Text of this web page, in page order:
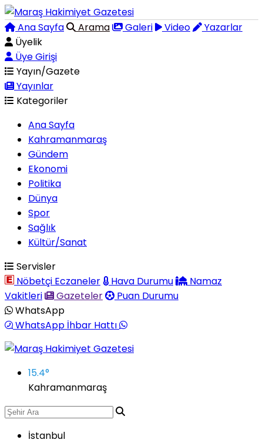
Ana Sayfa Arama Galeri Video
Yazarlar
Üyelik
Üye Girişi
Yayın/Gazete
Yayınlar
Kategoriler
Ana Sayfa
Kahramanmaraş
Gündem
Ekonomi
Politika
Dünya
Spor
Sağlık
Kültür/Sanat
Servisler
Nöbetçi Eczaneler
Hava Durumu
Namaz
Vakitleri
Gazeteler
Puan Durumu
WhatsApp
WhatsApp İhbar Hattı
15.4°
Kahramanmaraş
İstanbul